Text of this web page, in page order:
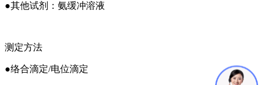
●其他试剂：氨缓冲溶液
测定方法
●络合滴定/电位滴定